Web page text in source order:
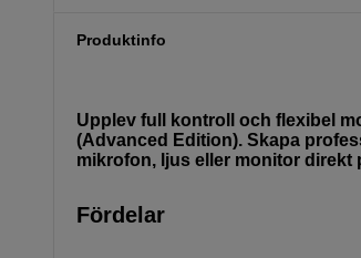
Produktinfo
Upplev full kontroll och flexibel
(Advanced Edition). Skapa
mikrofon, ljus eller monitor direkt
Fördelar